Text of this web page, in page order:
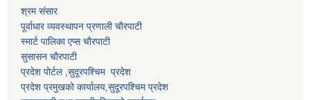
श्रम संसार
पूर्वाधार व्यवस्थापन प्रणाली चाैरपाटी
स्मार्ट पालिका एप्स चाैरपाटी
सुसासन चाैरपाटी
प्रदेश पोर्टल ,सुदूरपश्चिम प्रदेश
प्रदेश प्रमुखको कार्यालय,सुदूरपश्चिमप्रदेश